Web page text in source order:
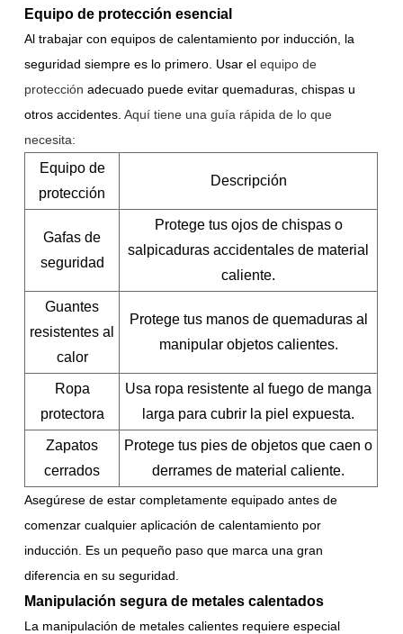
Equipo de protección esencial
Al trabajar con equipos de calentamiento por inducción, la
seguridad siempre es lo primero. Usar el equipo de
protección adecuado puede evitar quemaduras, chispas u
otros accidentes. Aquí tiene una guía rápida de lo que
necesita:
Equipo de
protección
Descripción
Gafas de
seguridad
Protege tus ojos de chispas o
salpicaduras accidentales de material
caliente.
Guantes
resistentes al
calor
Protege tus manos de quemaduras al
manipular objetos calientes.
Ropa
protectora
Usa ropa resistente al fuego de manga
larga para cubrir la piel expuesta.
Zapatos
cerrados
Protege tus pies de objetos que caen o
derrames de material caliente.
Asegúrese de estar completamente equipado antes de
comenzar cualquier aplicación de calentamiento por
inducción. Es un pequeño paso que marca una gran
diferencia en su seguridad.
Manipulación segura de metales calentados
La manipulación de metales calientes requiere especial